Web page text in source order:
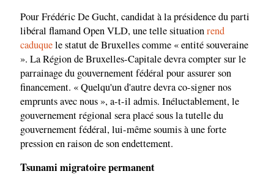
Pour Frédéric De Gucht, candidat à la présidence du parti
libéral flamand Open VLD, une telle situationrend
caduquele statut de Bruxelles comme « entité souveraine
». La Région de Bruxelles-Capitale devra compter sur le
parrainage du gouvernement fédéral pour assurer son
financement. « Quelqu'un d'autre devra co-signer nos
emprunts avec nous », a-t-il admis. Inéluctablement, le
gouvernement régional sera placé sous la tutelle du
gouvernement fédéral, lui-même soumis à une forte
pression en raison de son endettement.
Tsunami migratoire permanent